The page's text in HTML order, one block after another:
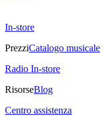
In-store
PrezziCatalogo musicale
Radio In-store
RisorseBlog
Centro assistenza